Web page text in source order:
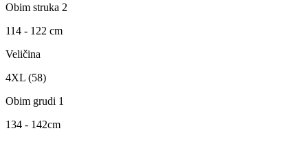
Obim struka 2
114 - 122 cm
Veličina
4XL (58)
Obim grudi 1
134 - 142cm